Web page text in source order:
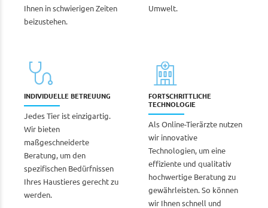
Ihnen in schwierigen Zeiten
beizustehen.
Umwelt.
INDIVIDUELLE BETREUUNG
Jedes Tier ist einzigartig.
Wir bieten
maßgeschneiderte
Beratung, um den
spezifischen Bedürfnissen
Ihres Haustieres gerecht zu
werden.
FORTSCHRITTLICHE
TECHNOLOGIE
Als Online-Tierärzte nutzen
wir innovative
Technologien, um eine
effiziente und qualitativ
hochwertige Beratung zu
gewährleisten. So können
wir Ihnen schnell und